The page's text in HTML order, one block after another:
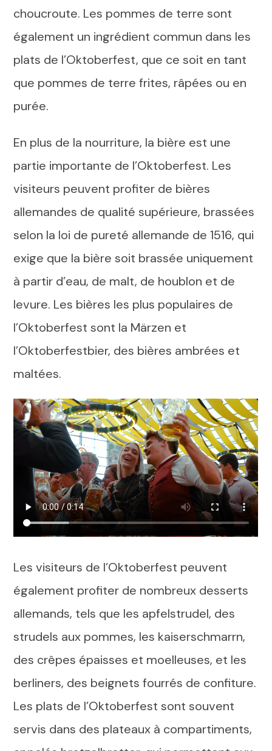
choucroute. Les pommes de terre sont
également un ingrédient commun dans les
plats de l’Oktoberfest, que ce soit en tant
que pommes de terre frites, râpées ou en
purée.
En plus de la nourriture, la bière est une
partie importante de l’Oktoberfest. Les
visiteurs peuvent profiter de bières
allemandes de qualité supérieure, brassées
selon la loi de pureté allemande de 1516, qui
exige que la bière soit brassée uniquement
à partir d’eau, de malt, de houblon et de
levure. Les bières les plus populaires de
l’Oktoberfest sont la Märzen et
l’Oktoberfestbier, des bières ambrées et
maltées.
Les visiteurs de l’Oktoberfest peuvent
également profiter de nombreux desserts
allemands, tels que les apfelstrudel, des
strudels aux pommes, les kaiserschmarrn,
des crêpes épaisses et moelleuses, et les
berliners, des beignets fourrés de confiture.
Les plats de l’Oktoberfest sont souvent
servis dans des plateaux à compartiments,